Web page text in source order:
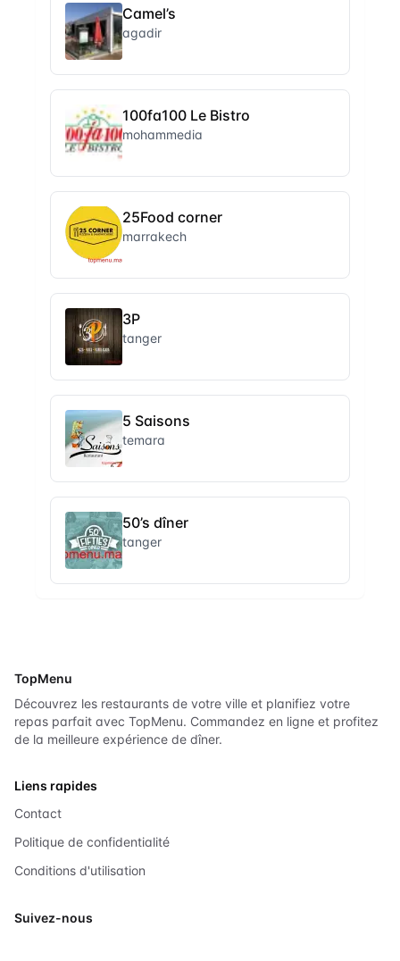
Camel’s
agadir
100fa100 Le Bistro
mohammedia
25Food corner
marrakech
3P
tanger
5 Saisons
temara
50’s dîner
tanger
TopMenu
Découvrez les restaurants de votre ville et planifiez votre
repas parfait avec TopMenu. Commandez en ligne et profitez
de la meilleure expérience de dîner.
Liens rapides
Contact
Politique de confidentialité
Conditions d'utilisation
Suivez-nous